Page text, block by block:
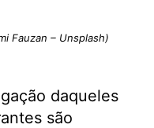
Fauzan – Unsplash)
daqueles
são